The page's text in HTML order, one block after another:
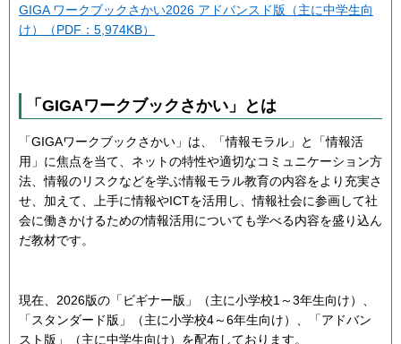
GIGA ワークブックさかい2026 アドバンスド版（主に中学生向
け）（PDF：5,974KB）
「GIGAワークブックさかい」とは
「GIGAワークブックさかい」は、「情報モラル」と「情報活
用」に焦点を当て、ネットの特性や適切なコミュニケーション方
法、情報のリスクなどを学ぶ情報モラル教育の内容をより充実さ
せ、加えて、上手に情報やICTを活用し、情報社会に参画して社
会に働きかけるための情報活用についても学べる内容を盛り込ん
だ教材です。
現在、2026版の「ビギナー版」（主に小学校1～3年生向け）、
「スタンダード版」（主に小学校4～6年生向け）、「アドバン
スト版」（主に中学生向け）を配布しております。